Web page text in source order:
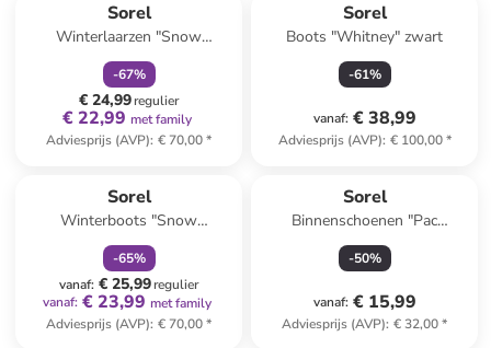
Sorel
Winterlaarzen "Snow
Commander"
donkerblauw/zwart
-67%
€ 24,99regulier
€ 22,99 met family
Adviesprijs (AVP): € 70,00*
Sorel
Boots "Whitney" zwart
-61%
vanaf: € 38,99
Adviesprijs (AVP): € 100,00*
Sorel
Winterboots "Snow
Commander" zwart/blauw
-65%
vanaf: € 25,99regulier
vanaf: € 23,99 met family
Adviesprijs (AVP): € 70,00*
Sorel
Binnenschoenen "Pac
ThermoPlus" beige/grijs
-50%
vanaf: € 15,99
Adviesprijs (AVP): € 32,00*